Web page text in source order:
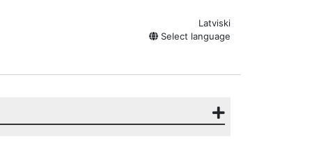
Latviski
Select language